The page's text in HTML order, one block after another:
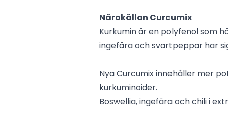
Närokällan Curcumix
Kurkumin är en polyfenol som
ingefära och svartpeppar har
Nya Curcumix innehåller mer
kurkuminoider.
Boswellia, ingefära och chili i